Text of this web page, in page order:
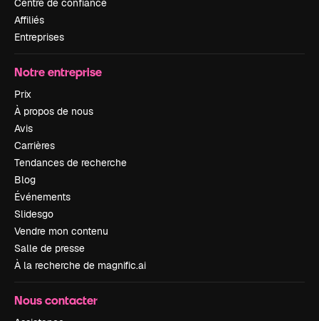
Centre de confiance
Affiliés
Entreprises
Notre entreprise
Prix
À propos de nous
Avis
Carrières
Tendances de recherche
Blog
Événements
Slidesgo
Vendre mon contenu
Salle de presse
À la recherche de magnific.ai
Nous contacter